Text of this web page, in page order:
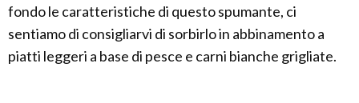
fondo le caratteristiche di questo spumante, ci
sentiamo di consigliarvi di sorbirlo in abbinamento a
piatti leggeri a base di pesce e carni bianche grigliate.